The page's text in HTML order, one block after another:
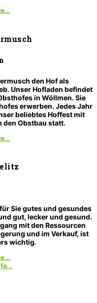
den Hof als
Unser Hofladen befindet
in Wöllmen. Sie
erwerben. Jedes Jahr
beliebtes Hoffest mit
den Obstbau statt.
Sie gutes und gesundes
gut, lecker und gesund.
mit den Ressourcen
und im Verkauf, ist
wichtig.